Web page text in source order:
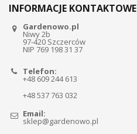
INFORMACJE KONTAKTOWE
Gardenowo.pl
Niwy 2b
97-420 Szczerców
NIP 769 198 31 37
Telefon:
+48 609 244 613
+48 537 763 032
Email:
sklep@gardenowo.pl